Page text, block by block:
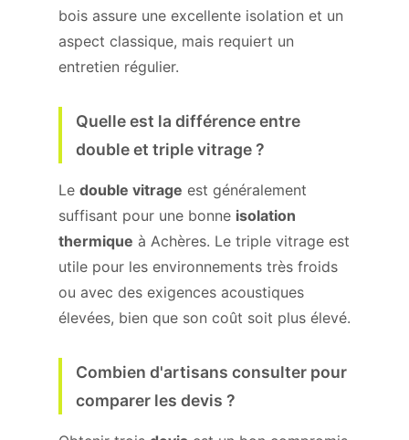
bois assure une excellente isolation et un
aspect classique, mais requiert un
entretien régulier.
Quelle est la différence entre
double et triple vitrage ?
Le double vitrage est généralement
suffisant pour une bonne isolation
thermique à Achères. Le triple vitrage est
utile pour les environnements très froids
ou avec des exigences acoustiques
élevées, bien que son coût soit plus élevé.
Combien d'artisans consulter pour
comparer les devis ?